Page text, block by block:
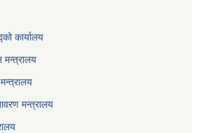
कार्यालय
मन्त्रालय
मन्त्रालय